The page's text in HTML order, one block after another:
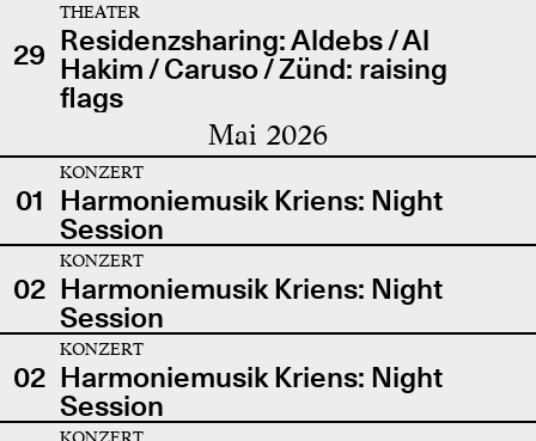
29
THEATER
Residenzsharing: Aldebs / Al
Hakim / Caruso / Zünd: raising
flags
Mai 2026
01
KONZERT
Harmoniemusik Kriens: Night
Session
02
KONZERT
Harmoniemusik Kriens: Night
Session
02
KONZERT
Harmoniemusik Kriens: Night
Session